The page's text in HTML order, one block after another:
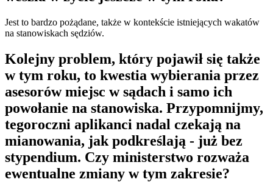
Jest to bardzo pożądane, także w kontekście istniejących wakatów
na stanowiskach sędziów.
Kolejny problem, który pojawił się także
w tym roku, to kwestia wybierania przez
asesorów miejsc w sądach i samo ich
powołanie na stanowiska. Przypomnijmy,
tegoroczni aplikanci nadal czekają na
mianowania, jak podkreślają - już bez
stypendium. Czy ministerstwo rozważa
ewentualne zmiany w tym zakresie?